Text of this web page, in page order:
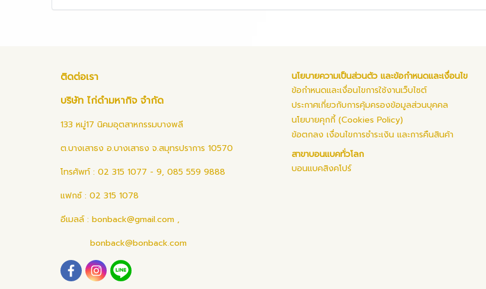
ติดต่อเรา
บริษัท ไก่ดำมหากิจ จำกัด
133 หมู่17 นิคมอุตสาหกรรมบางพลี
ต.บางเสาธง อ.บางเสาธง จ.สมุทรปราการ 10570
โทรศัพท์ : 02 315 1077 - 9, 085 559 9888
แฟกซ์ : 02 315 1078
อีเมลล์ : bonback@gmail.com ,
bonback@bonback.com
นโยบายความเป็นส่วนตัว และข้อกำหนดและเงื่อนไข
ข้อกำหนดและเงื่อนไขการใช้งานเว็บไซต์
ประกาศเกี่ยวกับการคุ้มครองข้อมูลส่วนบุคคล
นโยบายคุกกี้ (Cookies Policy)
ข้อตกลง เงื่อนไขการชำระเงิน และการคืนสินค้า
สาขาบอนแบคทั่วโลก
บอนแบคสิงคโปร์